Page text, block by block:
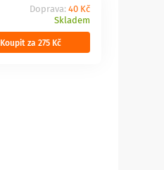
Doprava: 40 Kč
Skladem
Koupit za 275 Kč